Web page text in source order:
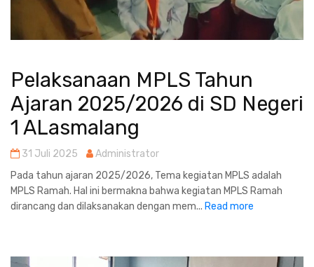
Pelaksanaan MPLS Tahun
Ajaran 2025/2026 di SD Negeri
1 ALasmalang
31 Juli 2025
Administrator
Pada tahun ajaran 2025/2026, Tema kegiatan MPLS adalah
MPLS Ramah. Hal ini bermakna bahwa kegiatan MPLS Ramah
dirancang dan dilaksanakan dengan mem... Read more